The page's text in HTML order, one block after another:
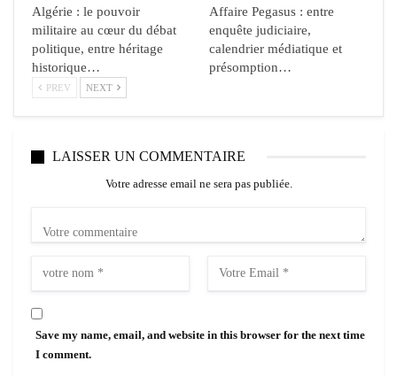
Algérie : le pouvoir
militaire au cœur du débat
politique, entre héritage
historique…
Affaire Pegasus : entre
enquête judiciaire,
calendrier médiatique et
présomption…
PREV NEXT
LAISSER UN COMMENTAIRE
Votre adresse email ne sera pas publiée.
Save my name, email, and website in this browser for the next time
I comment.